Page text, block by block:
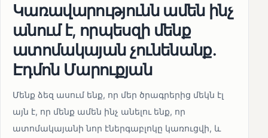
Կառավարությունն ամեն ինչ
անում է, որպեսզի մենք
ատոմակայան չունենանք․
Էդմոն Մարուքյան
Մենք ձեզ ասում ենք, որ մեր ծրագրերից մեկն էլ
այն է, որ մենք ամեն ինչ անելու ենք, որ
ատոմակայանի նոր էներգաբլոկը կառուցվի, և